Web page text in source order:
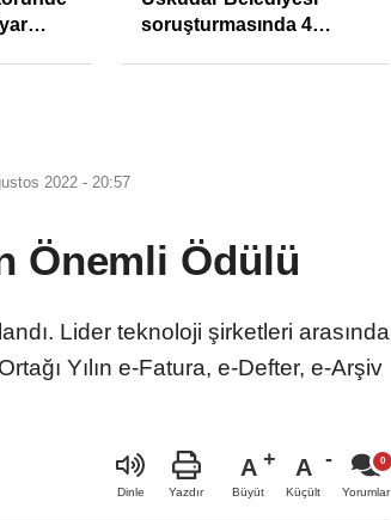
soruşturmasında 4
2022 - 20:57
Önemli Ödülü
Lider teknoloji şirketleri arasında
Yılın e-Fatura, e-Defter, e-Arşiv
Dinle Yazdır
A
Büyüt
A
Küçült Yorumlar